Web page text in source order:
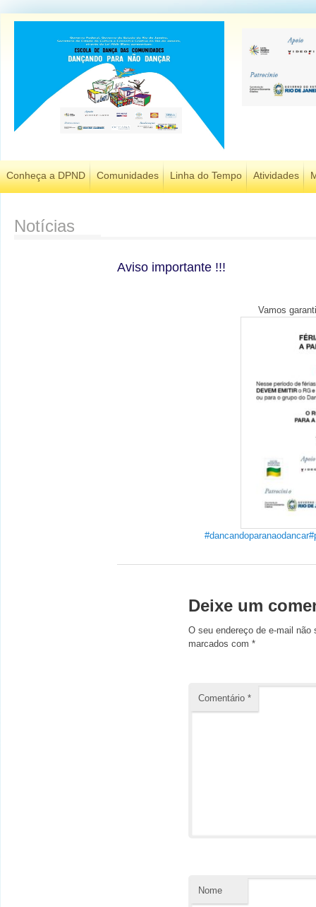
Conheça a DPND Comunidades Linha do Tempo Atividades
Notícias
Aviso importante !!!
Vamos
#dancandoparanaodancar
Deixe um
O seu endereço de e-mail não
marcados com*
Comentário*
Nome